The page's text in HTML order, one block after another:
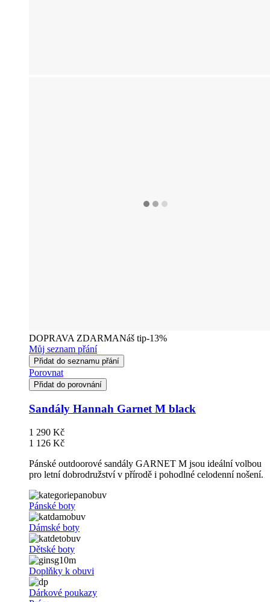
DOPRAVA ZDARMANáš tip-13%
Můj seznam přání
Přidat do seznamu přání
Porovnat
Přidat do porovnání
Sandály Hannah Garnet M black
1 290 Kč
1 126 Kč
Pánské outdoorové sandály GARNET M jsou ideální volbou
pro letní dobrodružství v přírodě i pohodlné celodenní nošení.
Pánské boty
Dámské boty
Dětské boty
Doplňky k obuvi
Dárkové poukazy